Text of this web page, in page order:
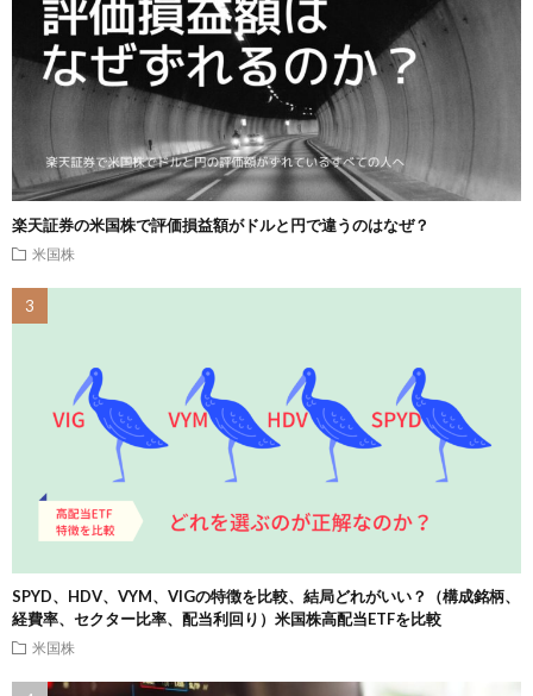
楽天証券の米国株で評価損益額がドルと円で違うのはなぜ？
米国株
SPYD、HDV、VYM、VIGの特徴を比較、結局どれがいい？（構成銘柄、
経費率、セクター比率、配当利回り）米国株高配当ETFを比較
米国株